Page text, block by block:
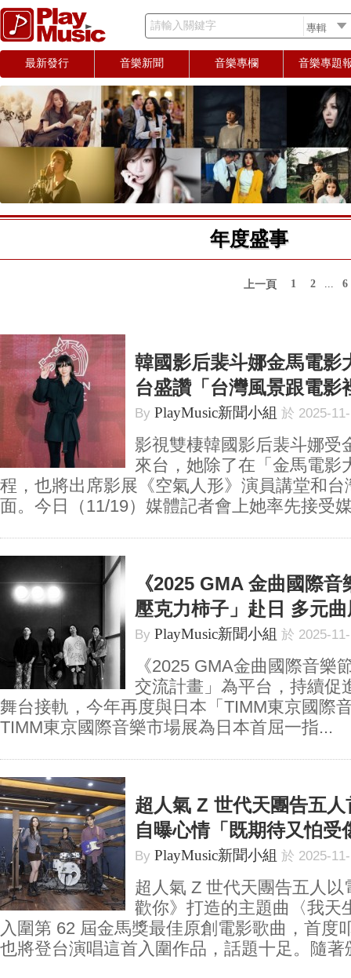
請輸入關鍵字
最新發行 音樂新聞 音樂專欄 音樂專題
年度盛事
上一頁 1 2 ... 6
韓國影后裴斗娜金馬電影
台盛讚「台灣風景跟電影
By PlayMusic新聞小組 於 2025-
影視雙棲韓國影后裴斗娜受
來台，她除了在「金馬電影
程，也將出席影展《空氣人形》演員講堂和台
面。今日（11/19）媒體記者會上她率先接受
《2025 GMA 金曲國際
壓克力柿子」赴日 多元
By PlayMusic新聞小組 於 2025-
《2025 GMA金曲國際音樂
交流計畫」為平台，持續促
舞台接軌，今年再度與日本「TIMM東京國際
TIMM東京國際音樂市場展為日本首屈一指...
超人氣 Z 世代天團告五
自曝心情「既期待又怕受
By PlayMusic新聞小組 於 2025-
超人氣 Z 世代天團告五人
歡你》打造的主題曲〈我天
入圍第 62 屆金馬獎最佳原創電影歌曲，首度
也將登台演唱這首入圍作品，話題十足。隨著